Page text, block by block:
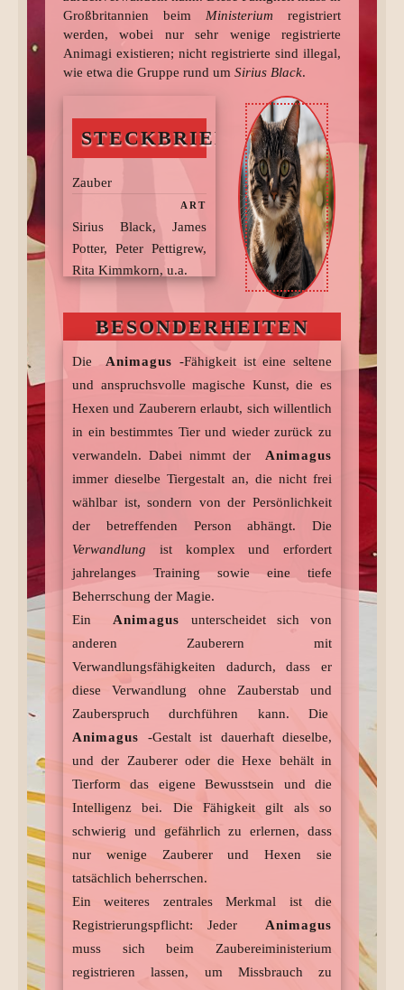
Großbritannien beim Ministerium registriert
werden, wobei nur sehr wenige registrierte
Animagi existieren; nicht registrierte sind illegal,
wie etwa die Gruppe rund um Sirius Black.
STECKBRIEF
Zauber
ART
Sirius Black, James
Potter, Peter Pettigrew,
Rita Kimmkorn, u.a.
Verpflichtung zum
Eintrag imAnimagus-
Register
BESONDERHEIT
BESONDERHEITEN
Die Animagus -Fähigkeit ist eine seltene
und anspruchsvolle magische Kunst, die es
Hexen und Zauberern erlaubt, sich willentlich
in ein bestimmtes Tier und wieder zurück zu
verwandeln. Dabei nimmt der Animagus
immer dieselbe Tiergestalt an, die nicht frei
wählbar ist, sondern von der Persönlichkeit
der betreffenden Person abhängt. Die
Verwandlung ist komplex und erfordert
jahrelanges Training sowie eine tiefe
Beherrschung der Magie.
Ein Animagus unterscheidet sich von
anderen Zauberern mit
Verwandlungsfähigkeiten dadurch, dass er
diese Verwandlung ohne Zauberstab und
Zauberspruch durchführen kann. Die
Animagus -Gestalt ist dauerhaft dieselbe,
und der Zauberer oder die Hexe behält in
Tierform das eigene Bewusstsein und die
Intelligenz bei. Die Fähigkeit gilt als so
schwierig und gefährlich zu erlernen, dass
nur wenige Zauberer und Hexen sie
tatsächlich beherrschen.
Ein weiteres zentrales Merkmal ist die
Registrierungspflicht: Jeder Animagus
muss sich beim Zaubereiministerium
registrieren lassen, um Missbrauch zu